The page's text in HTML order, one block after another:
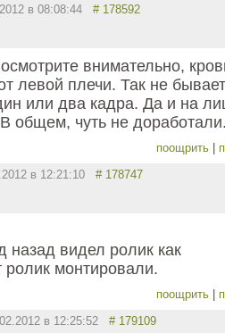
в 08:08:44 # 178592
внимательно,
левой плечи. Так не
или два кадра. Да и на
общем, чуть не
поощрить
в 12:21:10 # 178747
назад видел ролик как
ролик монтировали.
поощрить
в 12:25:52 # 179109